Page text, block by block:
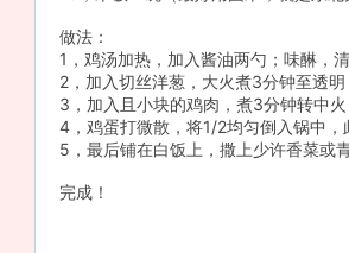
做法：
1，鸡汤加热，加入酱油两勺；味醂，
2，加入切丝洋葱，大火煮3分钟至透明
3，加入且小块的鸡肉，煮3分钟转中火
4，鸡蛋打微散，将1/2均匀倒入锅中
5，最后铺在白饭上，撒上少许香菜或
完成！